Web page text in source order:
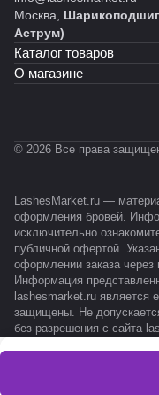
Москва,
Аструм)
Каталог товаров
О магазине
© 2026 Все права
LashesMarket.ru —
оформления бровей.
исключительно
публичной офертой.
оформлении заказа через
Информация
lashesmarket.ru является
защищены. Не
без разрешения с сайта